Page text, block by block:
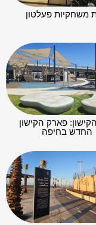
משחקיות פעלטון
פארק הקישון
החדש בחיפה